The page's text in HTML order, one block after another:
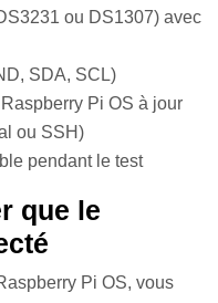
ou DS1307) avec
SDA, SCL)
Pi OS à jour
ou SSH)
pendant le test
que le
Pi OS, vous